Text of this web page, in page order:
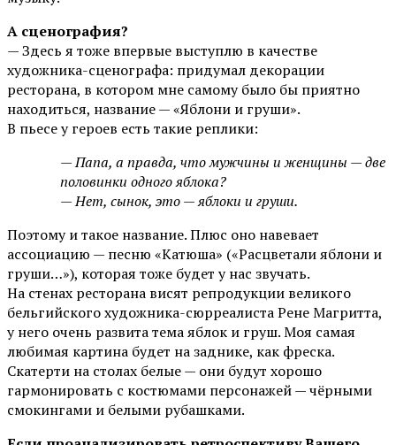
А сценография?
— Здесь я тоже впервые выступлю в качестве
художника-сценографа: придумал декорации
ресторана, в котором мне самому было бы приятно
находиться, название — «Яблони и груши».
В пьесе у героев есть такие реплики:
— Папа, а правда, что мужчины и женщины — две
половинки одного яблока?
— Нет, сынок, это — яблоки и груши.
Поэтому и такое название. Плюс оно навевает
ассоциацию — песню «Катюша» («Расцветали яблони и
груши…»), которая тоже будет у нас звучать.
На стенах ресторана висят репродукции великого
бельгийского художника-сюрреалиста Рене Магритта,
у него очень развита тема яблок и груш. Моя самая
любимая картина будет на заднике, как фреска.
Скатерти на столах белые — они будут хорошо
гармонировать с костюмами персонажей — чёрными
смокингами и белыми рубашками.